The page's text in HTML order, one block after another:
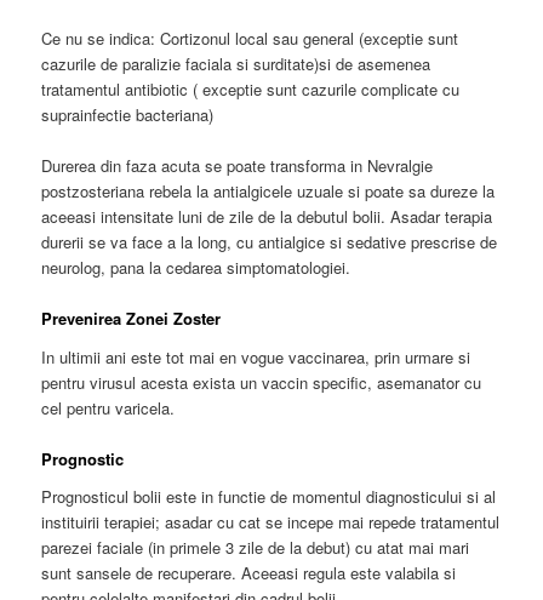
Ce nu se indica: Cortizonul local sau general (exceptie sunt
cazurile de paralizie faciala si surditate)si de asemenea
tratamentul antibiotic ( exceptie sunt cazurile complicate cu
suprainfectie bacteriana)
Durerea din faza acuta se poate transforma in Nevralgie
postzosteriana rebela la antialgicele uzuale si poate sa dureze la
aceeasi intensitate luni de zile de la debutul bolii. Asadar terapia
durerii se va face a la long, cu antialgice si sedative prescrise de
neurolog, pana la cedarea simptomatologiei.
Prevenirea Zonei Zoster
In ultimii ani este tot mai en vogue vaccinarea, prin urmare si
pentru virusul acesta exista un vaccin specific, asemanator cu
cel pentru varicela.
Prognostic
Prognosticul bolii este in functie de momentul diagnosticului si al
instituirii terapiei; asadar cu cat se incepe mai repede tratamentul
parezei faciale (in primele 3 zile de la debut) cu atat mai mari
sunt sansele de recuperare. Aceeasi regula este valabila si